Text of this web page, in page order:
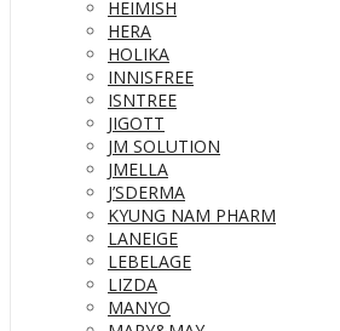
HEIMISH
HERA
HOLIKA
INNISFREE
ISNTREE
JIGOTT
JM SOLUTION
JMELLA
J’SDERMA
KYUNG NAM PHARM
LANEIGE
LEBELAGE
LIZDA
MANYO